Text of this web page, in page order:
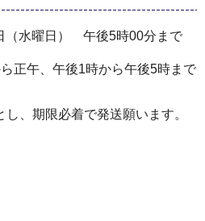
（水曜日） 午後5時00分まで
正午、午後1時から午後5時まで
、期限必着で発送願います。